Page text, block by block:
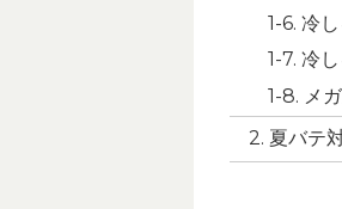
冷
冷
メ
夏バテ